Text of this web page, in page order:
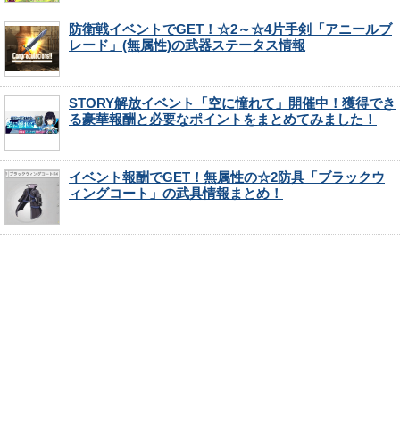
防衛戦イベントでGET！☆2～☆4片手剣「アニールブ
レード」(無属性)の武器ステータス情報
STORY解放イベント「空に憧れて」開催中！獲得でき
る豪華報酬と必要なポイントをまとめてみました！
イベント報酬でGET！無属性の☆2防具「ブラックウ
ィングコート」の武具情報まとめ！